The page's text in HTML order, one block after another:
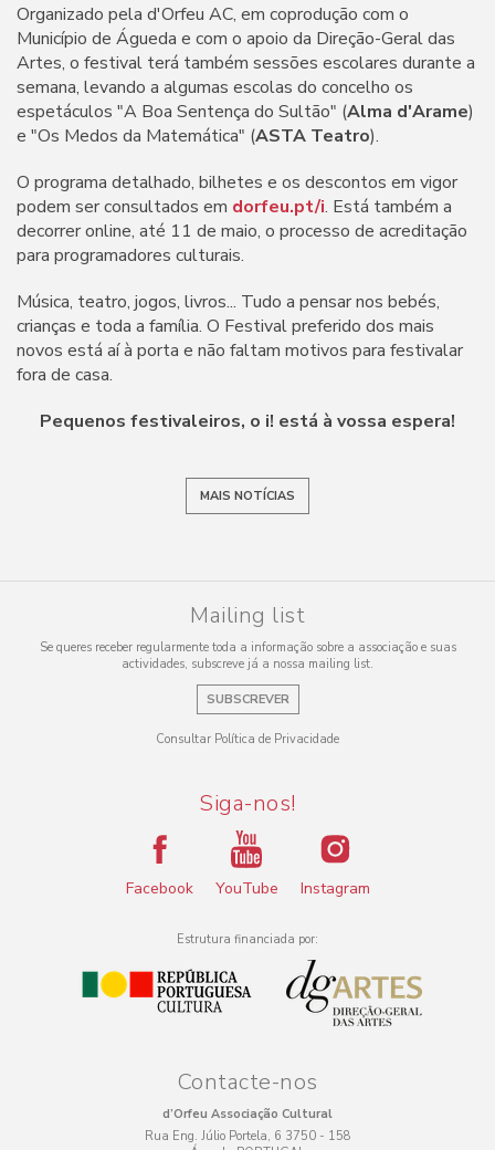
Organizado pela d'Orfeu AC, em coprodução com o
Município de Águeda e com o apoio da Direção-Geral das
Artes, o festival terá também sessões escolares durante a
semana, levando a algumas escolas do concelho os
espetáculos "A Boa Sentença do Sultão" (Alma d'Arame)
e "Os Medos da Matemática" (ASTA Teatro).
O programa detalhado, bilhetes e os descontos em vigor
podem ser consultados em dorfeu.pt/i. Está também a
decorrer online, até 11 de maio, o processo de acreditação
para programadores culturais.
Música, teatro, jogos, livros... Tudo a pensar nos bebés,
crianças e toda a família. O Festival preferido dos mais
novos está aí à porta e não faltam motivos para festivalar
fora de casa.
Pequenos festivaleiros, o i! está à vossa espera!
MAIS NOTÍCIAS
Mailing list
Se queres receber regularmente toda a informação sobre a associação e suas
actividades, subscreve já a nossa mailing list.
SUBSCREVER
Consultar Política de Privacidade
Siga-nos!
Facebook YouTube Instagram
Estrutura financiada por:
Contacte-nos
d’Orfeu Associação Cultural
Rua Eng. Júlio Portela, 6 3750 - 158